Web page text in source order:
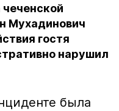
Мухадинович
гостя
нарушил
была